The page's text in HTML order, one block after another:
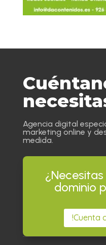
Agencia digital
marketing online y
medida.
dominio
!Cuenta